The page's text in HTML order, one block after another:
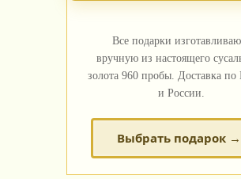
Все подарки
вручную из настоящего
золота 960 пробы. Доставка по
и России.
Выбрать подарок →